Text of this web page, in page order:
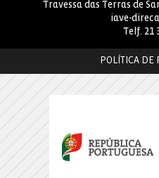
Travessa das Terras de
iave-
Telf. 21
POLÍTICA DE